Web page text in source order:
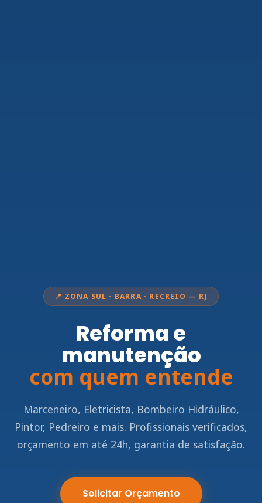
📍 ZONA SUL · BARRA · RECREIO — RJ
Reforma e
manutenção
com quem entende
Marceneiro, Eletricista, Bombeiro Hidráulico,
Pintor, Pedreiro e mais. Profissionais verificados,
orçamento em até 24h, garantia de satisfação.
Solicitar Orçamento